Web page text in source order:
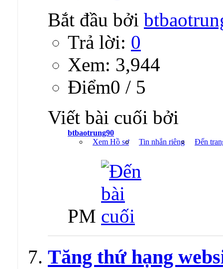
Bắt đầu bởi
Trả lời: 0
Xem: 3,944
Ðiểm0 / 5
Viết bài cuối bởi
btbaotrung90
Xem Hồ sơ
Tin nhắn riêng Đến
PM
Tăng thứ hạng